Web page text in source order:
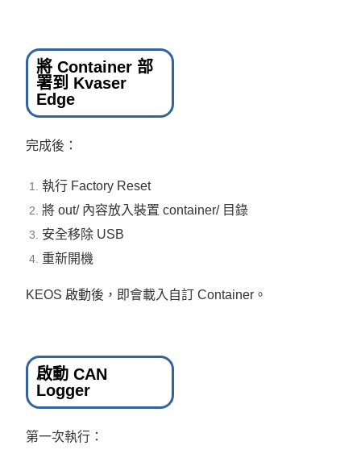
將 Container 部
署到 Kvaser
Edge
完成後：
執行 Factory Reset
將 out/ 內容放入裝置 container/ 目錄
安全移除 USB
重新開機
KEOS 啟動後，即會載入自訂 Container。
啟動 CAN
Logger
第一次執行：